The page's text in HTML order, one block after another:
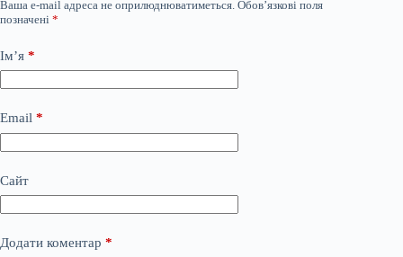
Ваша e-mail адреса не оприлюднюватиметься. Обов’язкові поля
позначені *
Ім’я *
Email *
Сайт
Додати коментар *